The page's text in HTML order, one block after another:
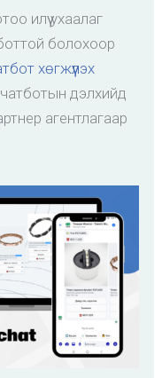
илүү ухаалаг
болохоор
хөгжүүлэх
дэлхийд
агентлагаар